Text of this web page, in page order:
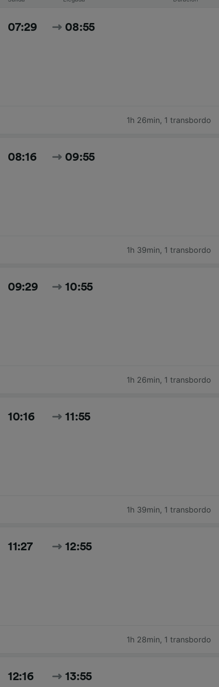
07:29 08:55
1h 26min, 1 transbordo
08:16 09:55
1h 39min, 1 transbordo
09:29 10:55
1h 26min, 1 transbordo
10:16 11:55
1h 39min, 1 transbordo
11:27 12:55
1h 28min, 1 transbordo
12:16 13:55